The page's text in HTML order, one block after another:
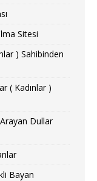
Sitesi
) Sahibinden
( Kadınlar )
Dullar
Bayan